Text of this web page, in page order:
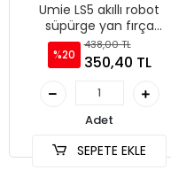
Umie LS5 akıllı robot
süpürge yan fırça
süpürme fırçası
%20
438,00 TL
350,40 TL
Adet
SEPETE EKLE